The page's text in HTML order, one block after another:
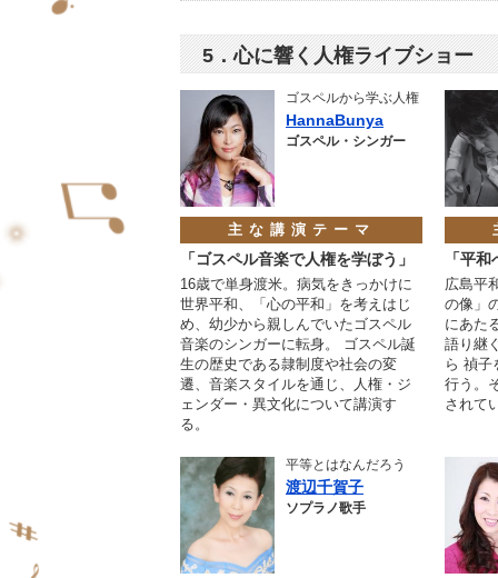
5．心に響く人権ライブショー
ゴスペルから学ぶ人権
HannaBunya
ゴスペル・シンガー
主な講演テーマ
「ゴスペル音楽で人権を学ぼう」
16歳で単身渡米。病気をきっかけに
世界平和、「心の平和」を考えはじ
め、幼少から親しんでいたゴスペル
音楽のシンガーに転身。 ゴスペル誕
生の歴史である隷制度や社会の変
遷、音楽スタイルを通じ、人権・ジ
ェンダー・異文化について講演す
る。
「平
広島平
の像」
にあた
語り継
ら 禎子
行う。
されて
平等とはなんだろう
渡辺千賀子
ソプラノ歌手